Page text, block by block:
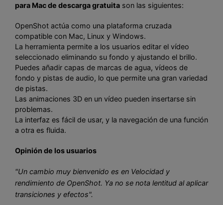
para Mac de descarga gratuita son las siguientes:
OpenShot actúa como una plataforma cruzada
compatible con Mac, Linux y Windows.
La herramienta permite a los usuarios editar el vídeo
seleccionado eliminando su fondo y ajustando el brillo.
Puedes añadir capas de marcas de agua, vídeos de
fondo y pistas de audio, lo que permite una gran variedad
de pistas.
Las animaciones 3D en un vídeo pueden insertarse sin
problemas.
La interfaz es fácil de usar, y la navegación de una función
a otra es fluida.
Opinión de los usuarios
"Un cambio muy bienvenido es en Velocidad y
rendimiento de OpenShot. Ya no se nota lentitud al aplicar
transiciones y efectos".